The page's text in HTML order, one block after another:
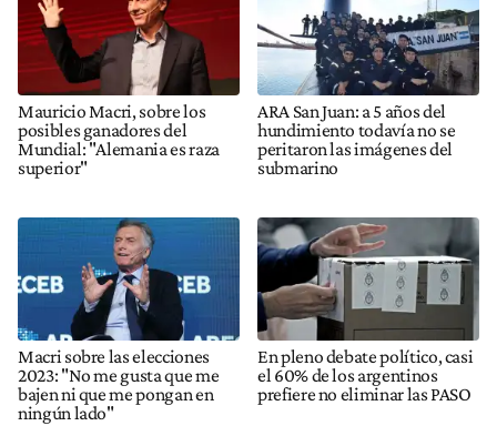
Mauricio Macri, sobre los
posibles ganadores del
Mundial: "Alemania es raza
superior"
ARA San Juan: a 5 años del
hundimiento todavía no se
peritaron las imágenes del
submarino
Macri sobre las elecciones
2023: "No me gusta que me
bajen ni que me pongan en
ningún lado"
En pleno debate político, casi
el 60% de los argentinos
prefiere no eliminar las PASO